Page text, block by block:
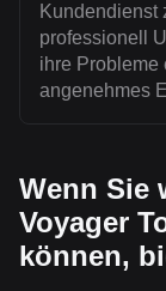
Kundendienst
professionell
ihre Probleme
angenehmes
Wenn Sie
Voyager
können,